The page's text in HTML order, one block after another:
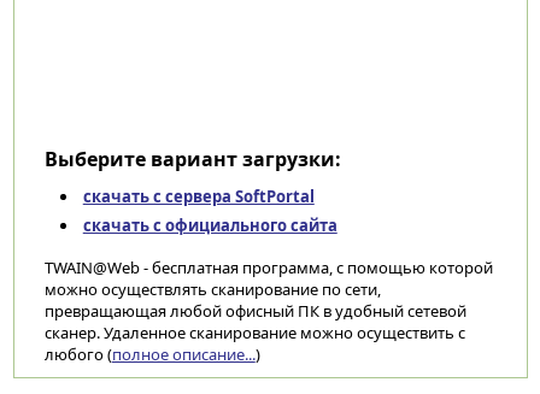
Выберите вариант загрузки:
скачать с сервера SoftPortal
скачать с официального сайта
TWAIN@Web - бесплатная программа, с помощью которой
можно осуществлять сканирование по сети,
превращающая любой офисный ПК в удобный сетевой
сканер. Удаленное сканирование можно осуществить с
любого (полное описание...)